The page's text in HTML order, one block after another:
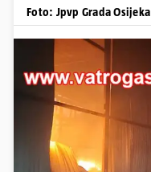
Foto: Jpvp Grada Osijeka